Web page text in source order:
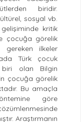
biridir.
sosyal vb.
kritik
çocuğa görelik
gereken ilkeler
Türk çocuk
biri olan Bilgin
çocuğa görelik
Bu amaçla
göre
Araştırmanın